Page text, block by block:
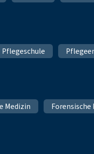
Pflegeschule
Medizin Forensische